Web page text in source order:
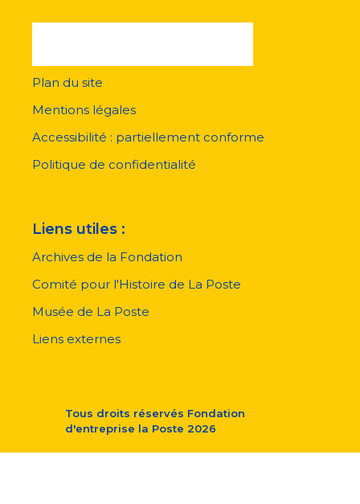
pied
page
Plan du site
Mentions légales
Accessibilité : partiellement conforme
Politique de confidentialité
Liens utiles :
Archives de la Fondation
Comité pour l'Histoire de La Poste
Musée de La Poste
Liens externes
Tous droits réservés Fondation
d'entreprise la Poste 2026